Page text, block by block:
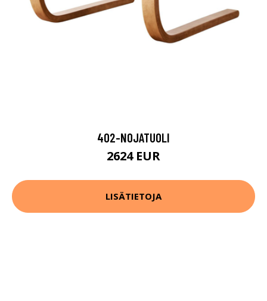
402-NOJATUOLI
2624 EUR
LISÄTIETOJA